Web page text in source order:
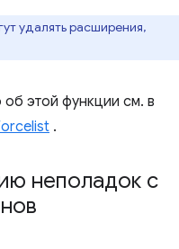
удалять расширения,
этой функции см. в
.
неполадок с